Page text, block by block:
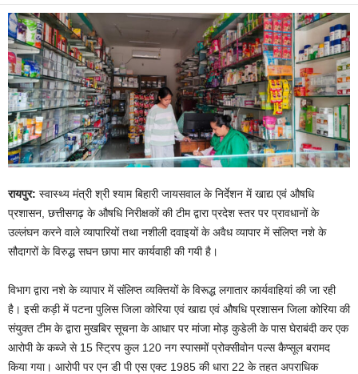
रायपुर: स्वास्थ्य मंत्री श्री श्याम बिहारी जायसवाल के निर्देशन में खाद्य एवं औषधि
प्रशासन, छत्तीसगढ़ के औषधि निरीक्षकों की टीम द्वारा प्रदेश स्तर पर प्रावधानों के
उल्लंघन करने वाले व्यापारियों तथा नशीली दवाइयों के अवैध व्यापार में संलिप्त नशे के
सौदागरों के विरुद्ध सघन छापा मार कार्यवाही की गयी है।
विभाग द्वारा नशे के व्यापार में संलिप्त व्यक्तियों के विरूद्ध लगातार कार्यवाहियां की जा रही
है। इसी कड़ी में पटना पुलिस जिला कोरिया एवं खाद्य एवं औषधि प्रशासन जिला कोरिया की
संयुक्त टीम के द्वारा मुखबिर सूचना के आधार पर मांजा मोड़ कुडेली के पास घेराबंदी कर एक
आरोपी के कब्जे से 15 स्ट्रिप कुल 120 नग स्पासमों प्रोक्सीवोन पल्स कैप्सूल बरामद
किया गया। आरोपी पर एन डी पी एस एक्ट 1985 की धारा 22 के तहत अपराधिक